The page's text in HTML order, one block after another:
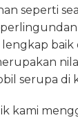
seperti
baik
serupa di
kami